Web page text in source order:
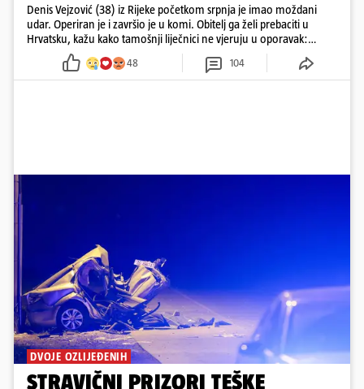
Denis Vejzović (38) iz Rijeke početkom srpnja je imao moždani
udar. Operiran je i završio je u komi. Obitelj ga želi prebaciti u
Hrvatsku, kažu kako tamošnji liječnici ne vjeruju u oporavak:
'Imamo 72 sata'
48 104
DVOJE OZLIJEĐENIH
STRAVIČNI PRIZORI TEŠKE